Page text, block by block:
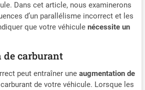
Dans cet article, nous examinerons
d’un parallélisme incorrect et les
que votre véhicule nécessite un
de carburant
peut entraîner une augmentation de
de votre véhicule. Lorsque les